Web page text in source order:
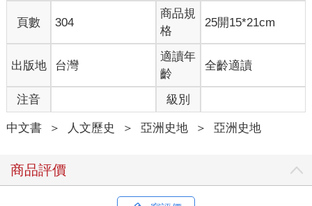
手，寫下民主歷史上的偉大功績，成功抵擋了這場戒嚴內亂。就
連被動員執行戒嚴的軍隊與警察都與過往不同，當市民阻擋時，
他們選擇後退，猶豫不前，有時甚至直接無視上級命令，從而避
免了非法的擴散與人命的犧牲。新形成的民、官、軍的泛民主連
合徹底挫敗了戒嚴當權者那荒謬的企圖。
緊急戒嚴的執行被定性為內亂罪，國會也提出總統彈劾訴追。雖
然並非第一次就成功，但後續在國民壓倒性的要求之下，國會最
終通過了彈劾案。參與內亂主要任務的執行者陸續來到國會接受
處）的偵訊調查，也幾乎全部遭到羈押與起訴。對於內亂主謀也
發布了逮捕令。雖然這位主謀在漢南洞的總統官邸中，將警衛處
頁數 304
商品規
格
25開15*21cm
出版地 台灣
適讀年
齡
全齡適讀
注音 級別
中文書 ＞ 人文歷史 ＞ 亞洲史地 ＞ 亞洲史地
商品評價